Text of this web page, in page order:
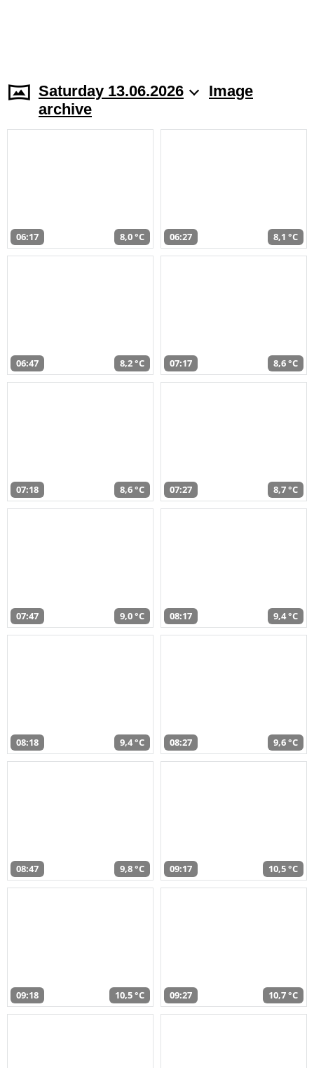
Saturday 13.06.2026
Image
archive
06:17 8,0 °C 06:27 8,1 °C
06:47 8,2 °C 07:17 8,6 °C
07:18 8,6 °C 07:27 8,7 °C
07:47 9,0 °C 08:17 9,4 °C
08:18 9,4 °C 08:27 9,6 °C
08:47 9,8 °C 09:17 10,5 °C
09:18 10,5 °C 09:27 10,7 °C